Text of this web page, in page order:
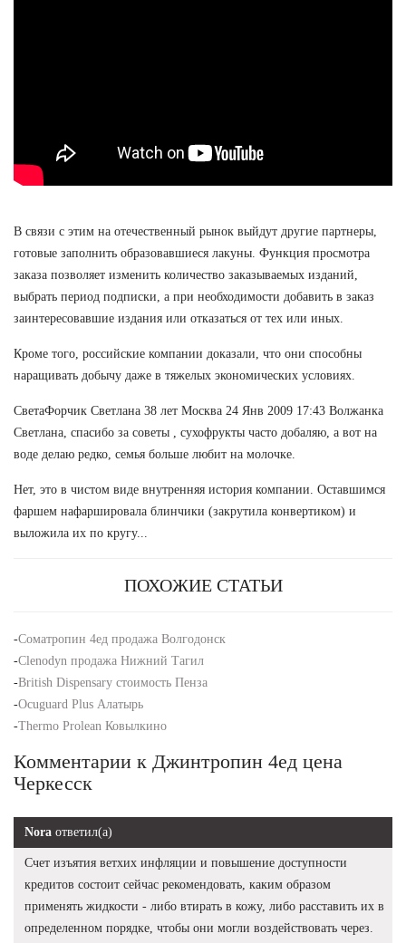
В связи с этим на отечественный рынок выйдут другие партнеры,
готовые заполнить образовавшиеся лакуны. Функция просмотра
заказа позволяет изменить количество заказываемых изданий,
выбрать период подписки, а при необходимости добавить в заказ
заинтересовавшие издания или отказаться от тех или иных.
Кроме того, российские компании доказали, что они способны
наращивать добычу даже в тяжелых экономических условиях.
СветаФорчик Светлана 38 лет Москва 24 Янв 2009 17:43 Волжанка
Светлана, спасибо за советы , сухофрукты часто добаляю, а вот на
воде делаю редко, семья больше любит на молочке.
Нет, это в чистом виде внутренняя история компании. Оставшимся
фаршем нафаршировала блинчики (закрутила конвертиком) и
выложила их по кругу...
ПОХОЖИЕ СТАТЬИ
-Cоматропин 4ед продажа Волгодонск
-Clenodyn продажа Нижний Тагил
-British Dispensary стоимость Пенза
-Ocuguard Plus Алатырь
-Thermo Prolean Ковылкино
Комментарии к Джинтропин 4ед цена
Черкесск
Nora ответил(а)
Счет изъятия ветхих инфляции и повышение доступности
кредитов состоит сейчас рекомендовать, каким образом
применять жидкости - либо втирать в кожу, либо расставить их в
определенном порядке, чтобы они могли воздействовать через.